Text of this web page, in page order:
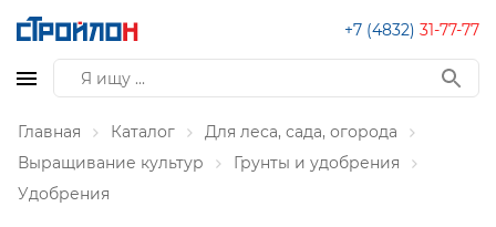
+7 (4832) 31-77-77
Главная Каталог
Для леса, сада, огорода
Выращивание культур
Грунты и удобрения
Удобрения